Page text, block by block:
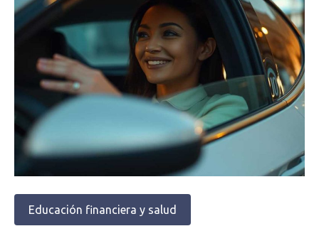
Educación financiera y salud